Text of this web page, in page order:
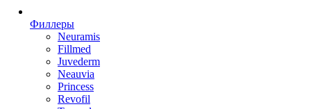
Филлеры
Neuramis
Fillmed
Juvederm
Neauvia
Princess
Revofil